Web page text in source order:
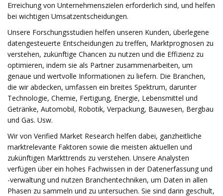
Erreichung von Unternehmenszielen erforderlich sind, und helfen
bei wichtigen Umsatzentscheidungen.
Unsere Forschungsstudien helfen unseren Kunden, überlegene
datengesteuerte Entscheidungen zu treffen, Marktprognosen zu
verstehen, zukünftige Chancen zu nutzen und die Effizienz zu
optimieren, indem sie als Partner zusammenarbeiten, um
genaue und wertvolle Informationen zu liefern. Die Branchen,
die wir abdecken, umfassen ein breites Spektrum, darunter
Technologie, Chemie, Fertigung, Energie, Lebensmittel und
Getränke, Automobil, Robotik, Verpackung, Bauwesen, Bergbau
und Gas. Usw.
Wir von Verified Market Research helfen dabei, ganzheitliche
marktrelevante Faktoren sowie die meisten aktuellen und
zukünftigen Markttrends zu verstehen. Unsere Analysten
verfügen über ein hohes Fachwissen in der Datenerfassung und
-verwaltung und nutzen Branchentechniken, um Daten in allen
Phasen zu sammeln und zu untersuchen. Sie sind darin geschult,